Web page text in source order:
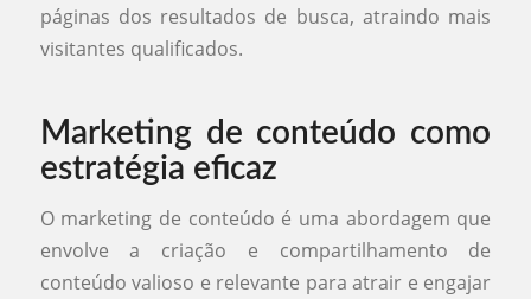
páginas dos resultados de busca, atraindo mais
visitantes qualificados.
Marketing de conteúdo como
estratégia eficaz
O marketing de conteúdo é uma abordagem que
envolve a criação e compartilhamento de
conteúdo valioso e relevante para atrair e engajar